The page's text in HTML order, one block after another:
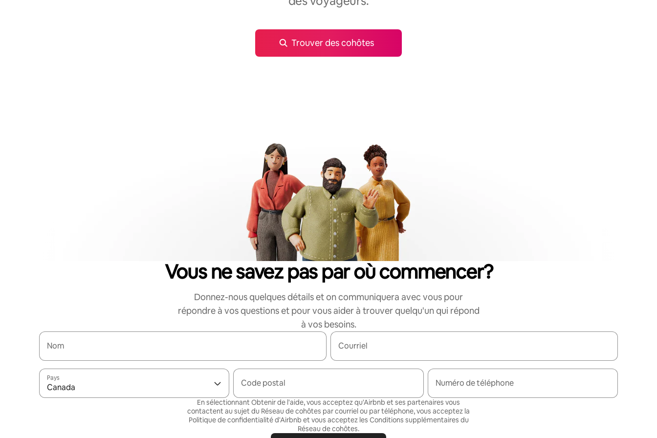
Trouver des cohôtes
Vous ne savez pas par où commencer?
Donnez-nous quelques détails et on communiquera avec vous pour
répondre à vos questions et pour vous aider à trouver quelqu'un qui répond
à vos besoins.
Nom Courriel
Pays
Canada Code postal Numéro de téléphone
En sélectionnant Obtenir de l'aide, vous acceptez qu'Airbnb et ses partenaires vous
contactent au sujet du Réseau de cohôtes par courriel ou par téléphone, vous acceptez la
Politique de confidentialitéd'Airbnb et vous acceptez les Conditions supplémentaires du
Réseau de cohôtes.